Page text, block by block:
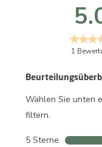
Wählen Sie unten
filtern.
5 Sterne Sterne
1